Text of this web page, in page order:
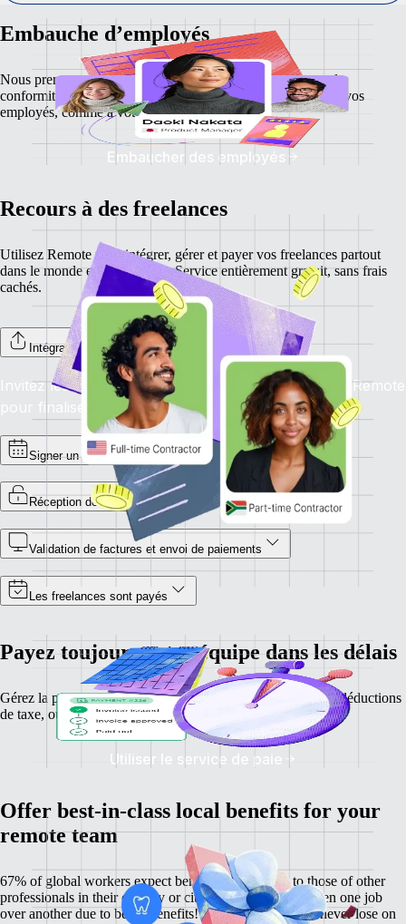
Embauche d’employés
Nous prenons en charge la paie, les taxes, les avantages et la
conformité afin d’offrir le confort et la sécurité nécessaires à vos
employés, comme à votre entreprise.
Embaucher des employés
Recours à des freelances
Utilisez Remote pour intégrer, gérer et payer vos freelances partout
dans le monde en un seul clic. Service entièrement gratuit, sans frais
cachés.
Intégration des freelances
Invitez les freelances à s’inscrire sur la plateforme Remote
pour finaliser l’intégration.
Signer un contrat
Réception de factures
Validation de factures et envoi de paiements
Les freelances sont payés
Payez toujours votre équipe dans les délais
Gérez la paie de vos employés, calculez leurs salaires et les déductions
de taxe, où qu'ils soient.
Utiliser le service de paie
Offer best-in-class local benefits for your
remote team
67% of global workers expect benefits comparable to those of other
professionals in their country or city, and 60% have chosen one job
over another due to better benefits! With Remote, you'll never lose on